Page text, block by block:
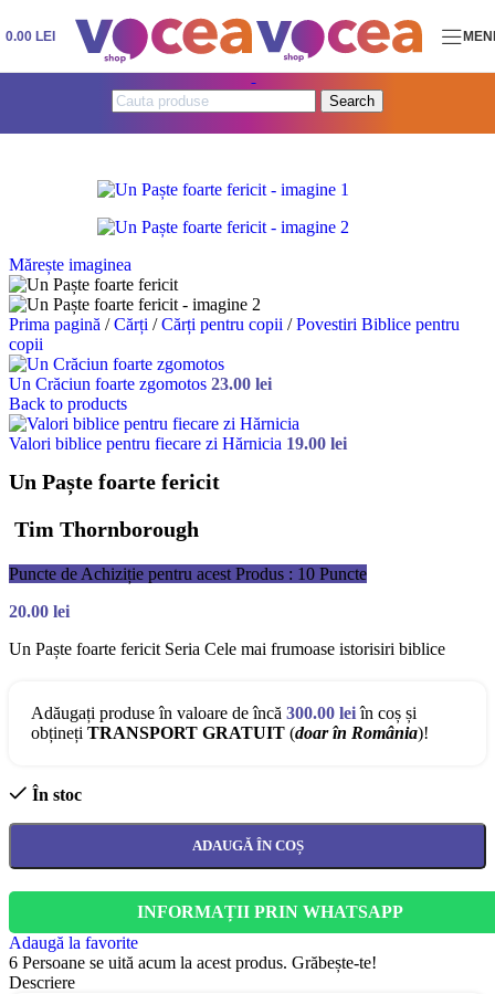
Skip to navigationSkip to main content
0.00 LEI
Search
Mărește imaginea
Prima pagină / Cărți / Cărți pentru copii / Povestiri Biblice pentru
copii
Un Crăciun foarte zgomotos 23.00 lei
Back to products
Valori biblice pentru fiecare zi Hărnicia 19.00 lei
Un Paște foarte fericit
Tim Thornborough
Puncte de Achiziție pentru acest Produs : 10 Puncte
20.00 lei
Un Paște foarte fericit Seria Cele mai frumoase istorisiri biblice
Adăugați produse în valoare de încă 300.00 leiîn coș și
obțineți TRANSPORT GRATUIT (doar în România)!
În stoc
ADAUGĂ ÎN COȘ
INFORMAȚII PRIN WHATSAPP
Adaugă la favorite
6 Persoane se uită acum la acest produs. Grăbește-te!
Descriere